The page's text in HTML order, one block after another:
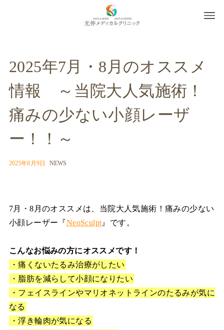
2025年7月・8月のオススメ
情報 ～当院大人気施術！
痛みの少ない小顔レーザ
ー！！～
2025年8月9日 NEWS
7月・8月のオススメは、当院大人気施術！痛みの少ない
小顔レーザー『NeoSculpt 』です。
こんなお悩みの方にオススメです！
・痛くないたるみ治療がしたい
・脂肪を減らして小顔になりたい
・フェイスラインやマリオネットラインのたるみが気に
なる
・浮き輪肉が気になる